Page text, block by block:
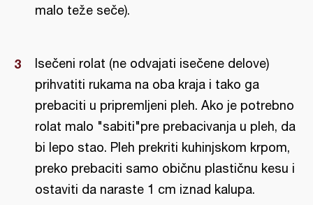
malo teže seče).
Isečeni rolat (ne odvajati isečene delove)
prihvatiti rukama na oba kraja i tako ga
prebaciti u pripremljeni pleh. Ako je potrebno
rolat malo "sabiti"pre prebacivanja u pleh, da
bi lepo stao. Pleh prekriti kuhinjskom krpom,
preko prebaciti samo običnu plastičnu kesu i
ostaviti da naraste 1 cm iznad kalupa.